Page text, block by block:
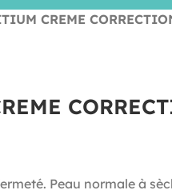
CREME
Peau normale à